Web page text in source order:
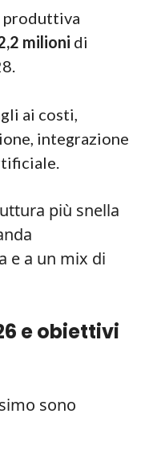
produttiva
milioni di
ai costi,
integrazione
più snella
e a un mix di
e obiettivi
sono